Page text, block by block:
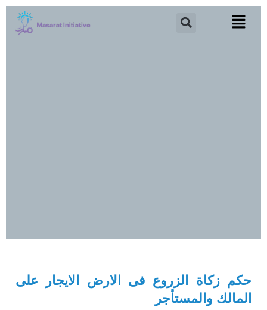
تخطي
Search
حكم زكاة الزروع فى الارض الايجار على
المالك والمستأجر